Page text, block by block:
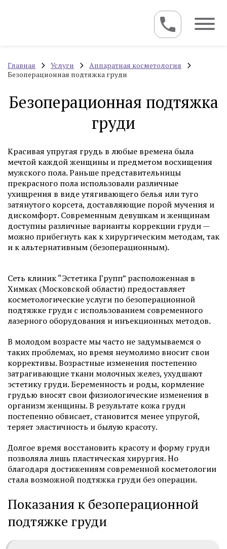
Главная Услуги
Аппаратная косметология
Безоперационная подтяжка груди
Безоперационная подтяжка
груди
Красивая упругая грудь в любые времена была
мечтой каждой женщины и предметом восхищения
мужского пола. Раньше представительницы
прекрасного пола использовали различные
ухищрения в виде утягивающего белья или туго
затянутого корсета, доставляющие порой мучения и
дискомфорт. Современным девушкам и женщинам
доступны различные варианты коррекции груди —
можно прибегнуть как к хирургическим методам, так
и к альтернативным (безоперационным).
Сеть клиник “Эстетика Групп” расположенная в
Химках (Московской области) предоставляет
косметологические услуги по безоперационной
подтяжке груди с использованием современного
лазерного оборудования и инъекционных методов.
В молодом возрасте мы часто не задумываемся о
таких проблемах, но время неумолимо вносит свои
коррективы. Возрастные изменения постепенно
затрагивающие ткани молочных желез, ухудшают
эстетику груди. Беременность и роды, кормление
грудью вносят свои физиологические изменения в
организм женщины. В результате кожа груди
постепенно обвисает, становится менее упругой,
теряет эластичность и былую красоту.
Долгое время восстановить красоту и форму груди
позволяла лишь пластическая хирургия. Но
благодаря достижениям современной косметологии
стала возможной подтяжка груди без операции.
Показания к безоперационной
подтяжке груди